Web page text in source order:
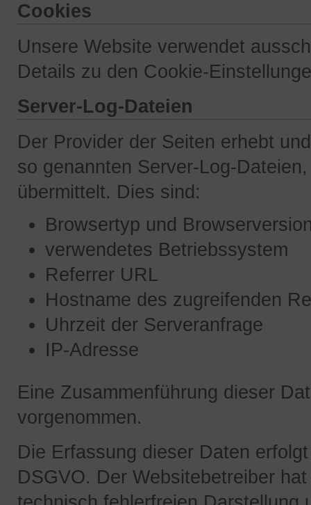
Cookies
Unsere Website verwendet
Details zu den Cookie-
Server-Log-Dateien
Der Provider der Seiten erhebt
so genannten Server-Log-
übermittelt. Dies sind:
Browsertyp und
verwendetes Betriebssystem
Referrer URL
Hostname des zugreifenden
Uhrzeit der Serveranfrage
IP-Adresse
Eine Zusammenführung dieser
vorgenommen.
Die Erfassung dieser Daten
DSGVO. Der Websitebetreiber